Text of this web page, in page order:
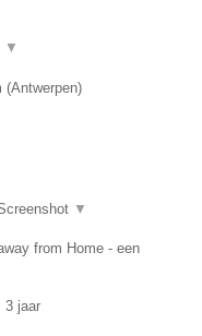
▼
(Antwerpen)
▼
from Home - een
3 jaar